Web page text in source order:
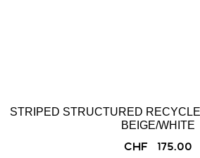
STRIPED STRUCTURED
BEIGE/WHITE
CHF 175.00